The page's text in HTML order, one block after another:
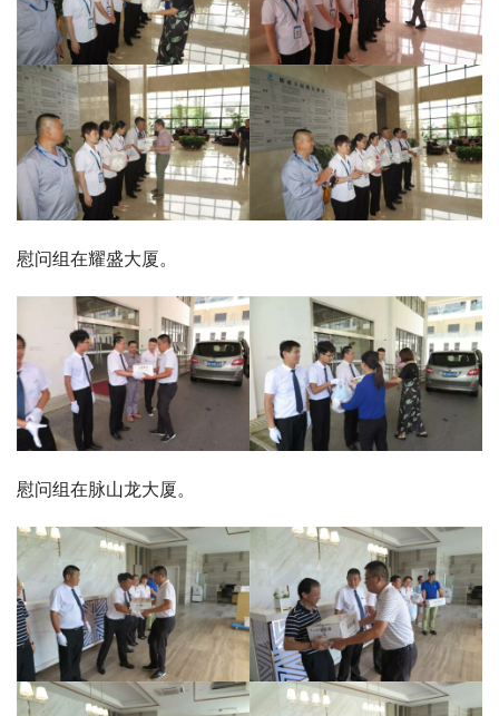
慰问组在耀盛大厦。
慰问组在脉山龙大厦。